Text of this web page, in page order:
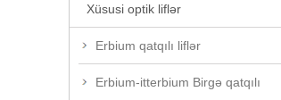
Xüsusi optik liflər
Erbium qatqılı liflər
Erbium-itterbium Birgə qatqılı